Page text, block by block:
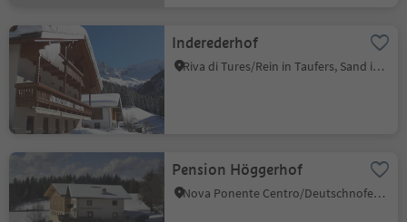
Inderederhof
Riva di Tures/Rein in Taufers, Sand in Taufers/Campo Tures, Ahrntal/Valle Aurina
Pension Höggerhof
Nova Ponente Centro/Deutschnofen Dorf, Deutschnofen/Nova Ponente, Dolomites Region Eggental